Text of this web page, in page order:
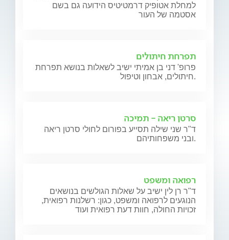
למחלת אטופיק דרמטיטיס הידועה גם בשם
אסטמה של העור
תפרחת חיתולים
פרופ' דני בן אמיתי ישיב לשאלות בנושא תפרחת
חיתולים, אבחון וטיפול.
סרטן ריאה - תמיכה
ד"ר שני שילה תסייע בפורום לחולי סרטן ריאה
ובני משפחותיהם.
רפואה ומשפט
ד"ר רן לין ישיב על שאלות הגולשים בנושאים
הנוגעים לרפואה ומשפט, כגון: רשלנות רפואית,
זכויות החולה, חוות דעת רפואית ועוד